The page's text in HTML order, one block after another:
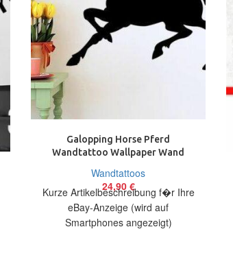
Galopping Horse Pferd
Wandtattoo Wallpaper Wand
Wandtattoos
24,90 €
Kurze Artikelbeschreibung f�r Ihre
eBay-Anzeige (wird auf
Smartphones angezeigt)